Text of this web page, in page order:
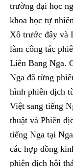
trường đại học
khoa học tự
Xô trước đây và
làm công tác
Liên Bang Nga.
Nga đã từng
hình phiên dịch
Việt sang tiếng
thuật và Phiên
tiếng Nga tại
các hợp đồng
phiên dịch hội